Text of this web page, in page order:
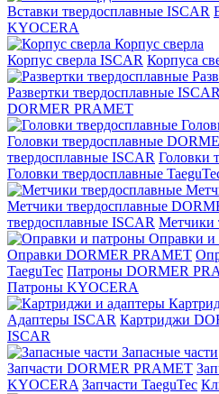
Вставки твердосплавные ISCAR
KYOCERA
Корпус сверла
Корпус сверла ISCAR Корпуса
Развертки твердосплавные ISCAR
DORMER PRAMET
Головки твердосплавные
твердосплавные ISCAR Головки
Головки твердосплавные
Метчики твердосплавные
твердосплавные ISCAR Метчики
Оправки и
Оправки DORMER PRAMET
TaeguTec Патроны DORMER
Патроны KYOCERA
Адаптеры ISCAR Картриджи
ISCAR
Запасные части
Запчасти DORMER PRAMET
KYOCERA Запчасти TaeguTec